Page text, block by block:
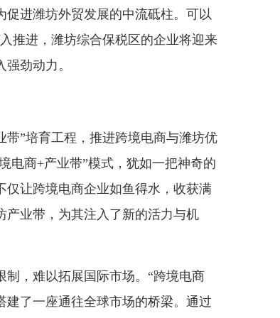
进潍坊外贸发展的中流砥柱。可以
推进，潍坊综合保税区的企业将迎来
劲动力。
”培育工程，推进跨境电商与潍坊优
电商+产业带”模式，犹如一把神奇的
让跨境电商企业如鱼得水，收获满
产业带，为其注入了新的活力与机
，难以拓展国际市场。“跨境电商
建了一座通往全球市场的桥梁。通过